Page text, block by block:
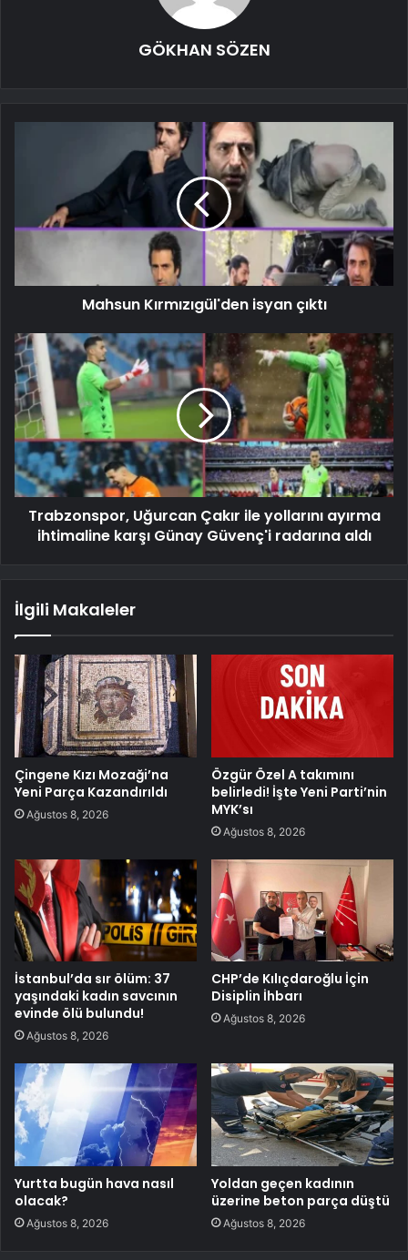
GÖKHAN SÖZEN
Mahsun Kırmızıgül'den isyan çıktı
Trabzonspor, Uğurcan Çakır ile yollarını ayırma
ihtimaline karşı Günay Güvenç'i radarına aldı
İlgili Makaleler
Çingene Kızı Mozaği’na
Yeni Parça Kazandırıldı
Ağustos 8, 2026
Özgür Özel A takımını
belirledi! İşte Yeni Parti’nin
MYK’sı
Ağustos 8, 2026
İstanbul’da sır ölüm: 37
yaşındaki kadın savcının
evinde ölü bulundu!
Ağustos 8, 2026
CHP’de Kılıçdaroğlu İçin
Disiplin İhbarı
Ağustos 8, 2026
Yurtta bugün hava nasıl
olacak?
Ağustos 8, 2026
Yoldan geçen kadının
üzerine beton parça düştü
Ağustos 8, 2026